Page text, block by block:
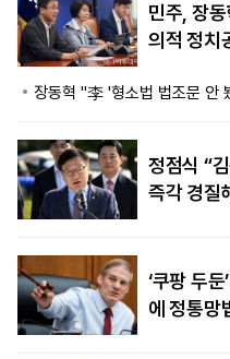
민주, 장동
의적 정치
장동혁 "李 '형소법 법조문 안
정점식 “
즉각 경질
‘쿠팡 두
에 정통망